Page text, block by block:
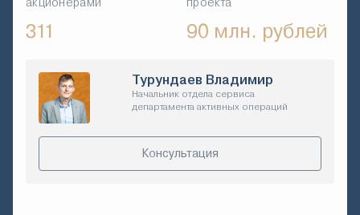
311 90 млн. рублей
Турундаев Владимир
Начальник отдела сервиса
департамента активных операций
Консультация